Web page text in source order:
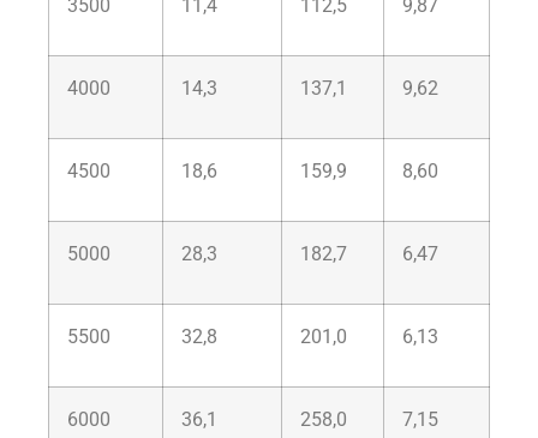
3500 11,4 112,5 9,87
4000 14,3 137,1 9,62
4500 18,6 159,9 8,60
5000 28,3 182,7 6,47
5500 32,8 201,0 6,13
6000 36,1 258,0 7,15